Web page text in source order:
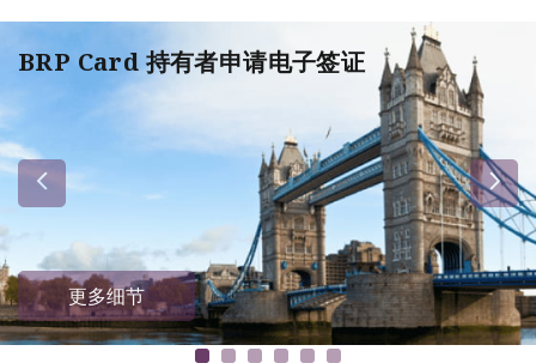
BRP Card 持有者申请电子签证
更多细节